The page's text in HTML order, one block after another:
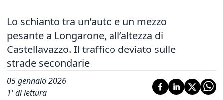
Lo schianto tra un’auto e un mezzo
pesante a Longarone, all’altezza di
Castellavazzo. Il traffico deviato sulle
strade secondarie
05 gennaio 2026
1' di lettura